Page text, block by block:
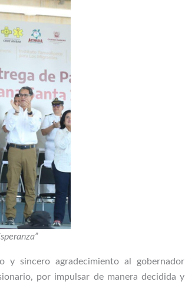
sincero agradecimiento al gobernador
por impulsar de manera decidida y